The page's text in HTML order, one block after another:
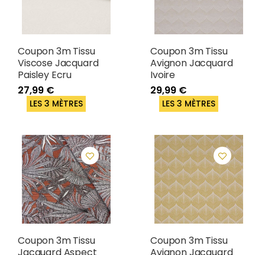
Coupon 3m Tissu
Viscose Jacquard
Paisley Ecru
27,99 €
LES 3 MÈTRES
Coupon 3m Tissu
Avignon Jacquard
Ivoire
29,99 €
LES 3 MÈTRES
Coupon 3m Tissu
Coupon 3m Tissu